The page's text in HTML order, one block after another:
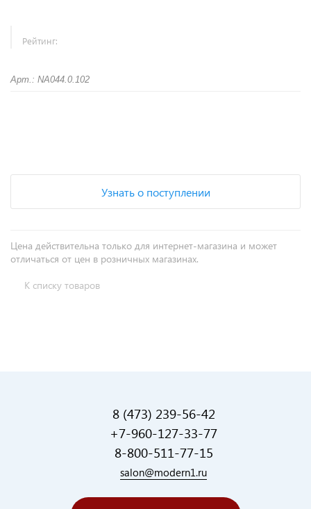
Рейтинг:
Арт.: NA044.0.102
Узнать о поступлении
Цена действительна только для интернет-магазина и может
отличаться от цен в розничных магазинах.
К списку товаров
8 (473) 239-56-42
+7-960-127-33-77
8-800-511-77-15
salon@modern1.ru